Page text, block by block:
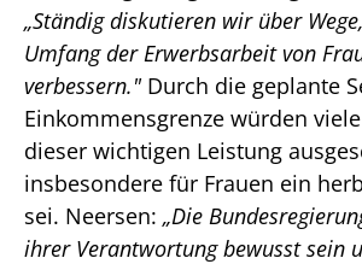
„Ständig diskutieren wir über
Umfang der Erwerbsarbeit von
verbessern."Durch die geplante
Einkommensgrenze würden
dieser wichtigen Leistung
insbesondere für Frauen ein
sei. Neersen: „Die
ihrer Verantwortung bewusst sein